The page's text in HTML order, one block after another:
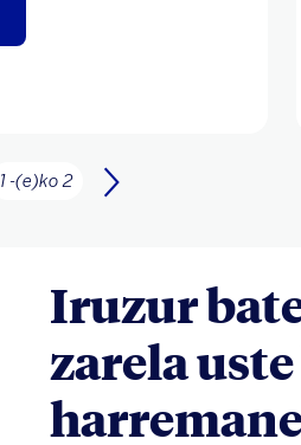
1 -(e)ko 2
Iruzur
zarela